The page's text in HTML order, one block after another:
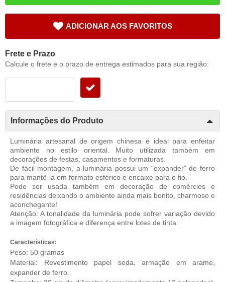
ADICIONAR AOS FAVORITOS
Frete e Prazo
Calcule o frete e o prazo de entrega estimados para sua região:
Informações do Produto
Luminária artesanal de origem chinesa é ideal para enfeitar
ambiente no estilo oriental. Muito utilizada também em
decorações de festas, casamentos e formaturas.
De fácil montagem, a luminária possui um “expander” de ferro
para mantê-la em formato esférico e encaixe para o fio.
Pode ser usada também em decoração de comércios e
residências deixando o ambiente ainda mais bonito, charmoso e
aconchegante!
Atenção: A tonalidade da luminária pode sofrer variação devido
a imagem fotográfica e diferença entre lotes de tinta.
Características:
Peso: 50 gramas
Material: Revestimento papel seda, armação em arame,
expander de ferro.